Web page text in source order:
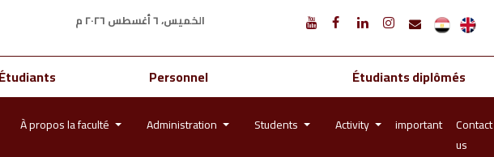
الخميس، ٦ أغسطس ٢٠٢٦ م
Étudiants Personnel Étudiants diplômés
À propos la faculté Administration Students Activity important
Contact
us